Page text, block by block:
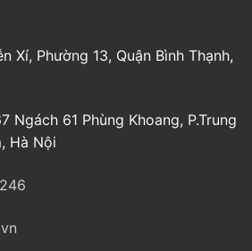
Xí, Phường 13, Quận Bình Thạnh,
Ngách 61 Phùng Khoang, P.Trung
Hà Nội